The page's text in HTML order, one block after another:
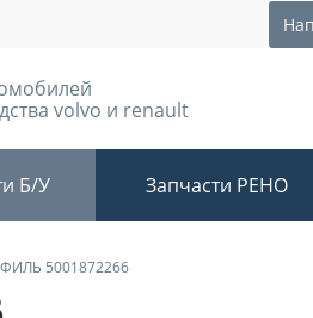
volvo и renault
Б/У Запчасти РЕНО
5001872266